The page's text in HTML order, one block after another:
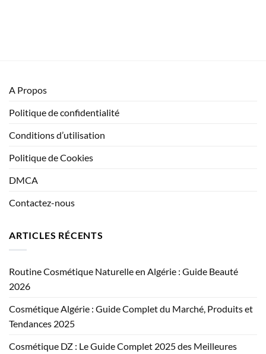
A Propos
Politique de confidentialité
Conditions d’utilisation
Politique de Cookies
DMCA
Contactez-nous
ARTICLES RÉCENTS
Routine Cosmétique Naturelle en Algérie : Guide Beauté
2026
Cosmétique Algérie : Guide Complet du Marché, Produits et
Tendances 2025
Cosmétique DZ : Le Guide Complet 2025 des Meilleures